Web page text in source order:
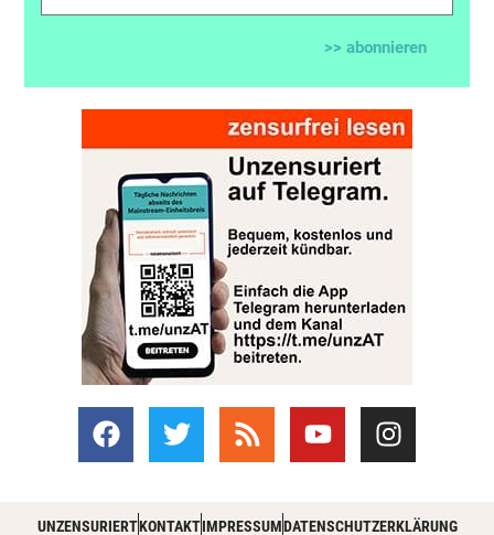
>> abonnieren
UNZENSURIERTKONTAKTIMPRESSUMDATENSCHUTZERKLÄRUNG